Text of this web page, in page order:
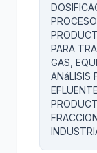
PARA
GAS,
ANáLISIS